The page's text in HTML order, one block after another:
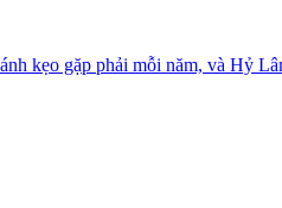
kẹo gặp phải mỗi năm, và Hỷ